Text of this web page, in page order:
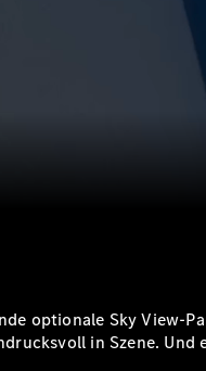
optionale Sky View-
in Szene. Und